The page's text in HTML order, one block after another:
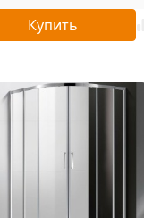
Купить